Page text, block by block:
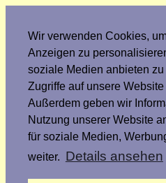
Wir verwenden Cookies,
Anzeigen zu
soziale Medien anbieten
Zugriffe auf unsere
Außerdem geben wir
Nutzung unserer Website
für soziale Medien,
weiter. Details ansehen